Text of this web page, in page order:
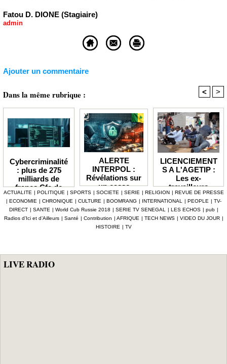
Fatou D. DIONE (Stagiaire)
admin
Ajouter un commentaire
Dans la même rubrique : < >
Cybercriminalité
: plus de 275
milliards de
francs Cfa de
pertes
enregistrées en
Afrique depuis
2024 (Interpol)
ALERTE
INTERPOL :
Révélations sur
un casse
numérique à 4,7
milliards F Cfa
ciblant le
secteur pétrolier
au Sénégal
LICENCIEMENT
S A L'AGETIP :
Les ex-
travailleurs
dénoncent une
gestion
«népotique» et
interpellent le
ACTUALITE | POLITIQUE | SPORTS | SOCIETE | SERIE | RELIGION | REVUE DE PRESSE
| ECONOMIE | CHRONIQUE | CULTURE | BOOMRANG | INTERNATIONAL | PEOPLE | TV-
DIRECT | SANTE | World Cub Russie 2018 | SERIE TV SENEGAL | LES ECHOS | pub |
Radios d’Ici et d’Ailleurs | Santé | Contribution | AFRIQUE | TECH NEWS | VIDEO DU JOUR |
HISTOIRE | TV
LIVE RADIO